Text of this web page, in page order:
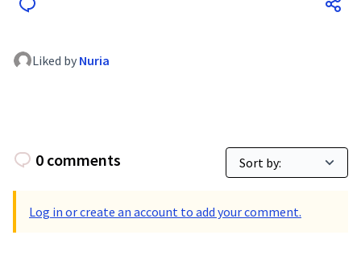
Liked by Nuria
0 comments
Log in or create an account to add your comment.